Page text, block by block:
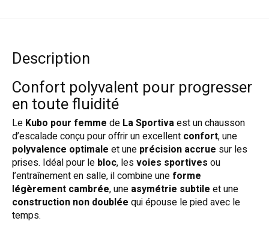
Description
Confort polyvalent pour progresser
en toute fluidité
Le Kubo pour femme de La Sportivaest un chausson
d’escalade conçu pour offrir un excellent confort, une
polyvalence optimale et une précision accrue sur les
prises. Idéal pour le bloc, lesvoies sportives ou
l’entraînement en salle, il combine une forme
légèrement cambrée, une asymétrie subtile et une
construction non doublée qui épouse le pied avec le
temps.